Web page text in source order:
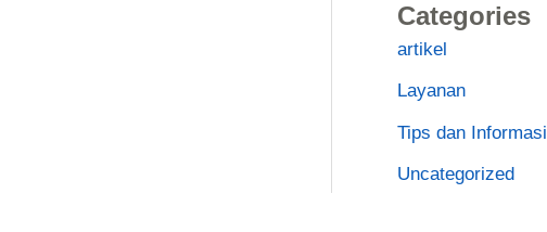
Categories
artikel
Layanan
Tips dan Informasi
Uncategorized